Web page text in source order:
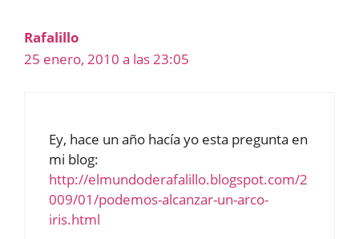
Rafalillo
25 enero, 2010 a las 23:05
Ey, hace un año hacía yo esta pregunta en
mi blog:
http://elmundoderafalillo.blogspot.com/2
009/01/podemos-alcanzar-un-arco-
iris.html